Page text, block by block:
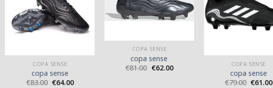
COPA SENSE
copa sense
€83.00 €64.00
COPA SENSE
copa sense
€81.00 €62.00 COPA SENSE
copa sense
€79.00 €61.00